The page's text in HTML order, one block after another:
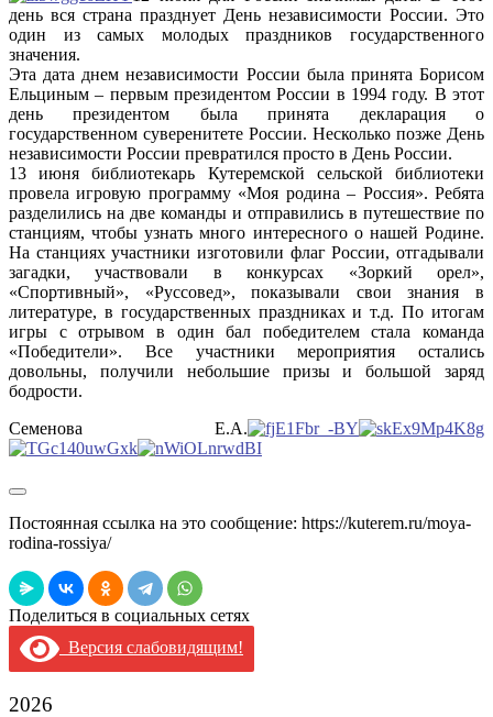
день вся страна празднует День независимости России. Это
один из самых молодых праздников государственного
значения.
Эта дата днем независимости России была принята Борисом
Ельциным – первым президентом России в 1994 году. В этот
день президентом была принята декларация о
государственном суверенитете России. Несколько позже День
независимости России превратился просто в День России.
13 июня библиотекарь Кутеремской сельской библиотеки
провела игровую программу «Моя родина – Россия». Ребята
разделились на две команды и отправились в путешествие по
станциям, чтобы узнать много интересного о нашей Родине.
На станциях участники изготовили флаг России, отгадывали
загадки, участвовали в конкурсах «Зоркий орел»,
«Спортивный», «Руссовед», показывали свои знания в
литературе, в государственных праздниках и т.д. По итогам
игры с отрывом в один бал победителем стала команда
«Победители». Все участники мероприятия остались
довольны, получили небольшие призы и большой заряд
бодрости.
Семенова Е.А.
Постоянная ссылка на это сообщение: https://kuterem.ru/moya-
rodina-rossiya/
Поделиться в социальных сетях
Версия слабовидящим!
2026